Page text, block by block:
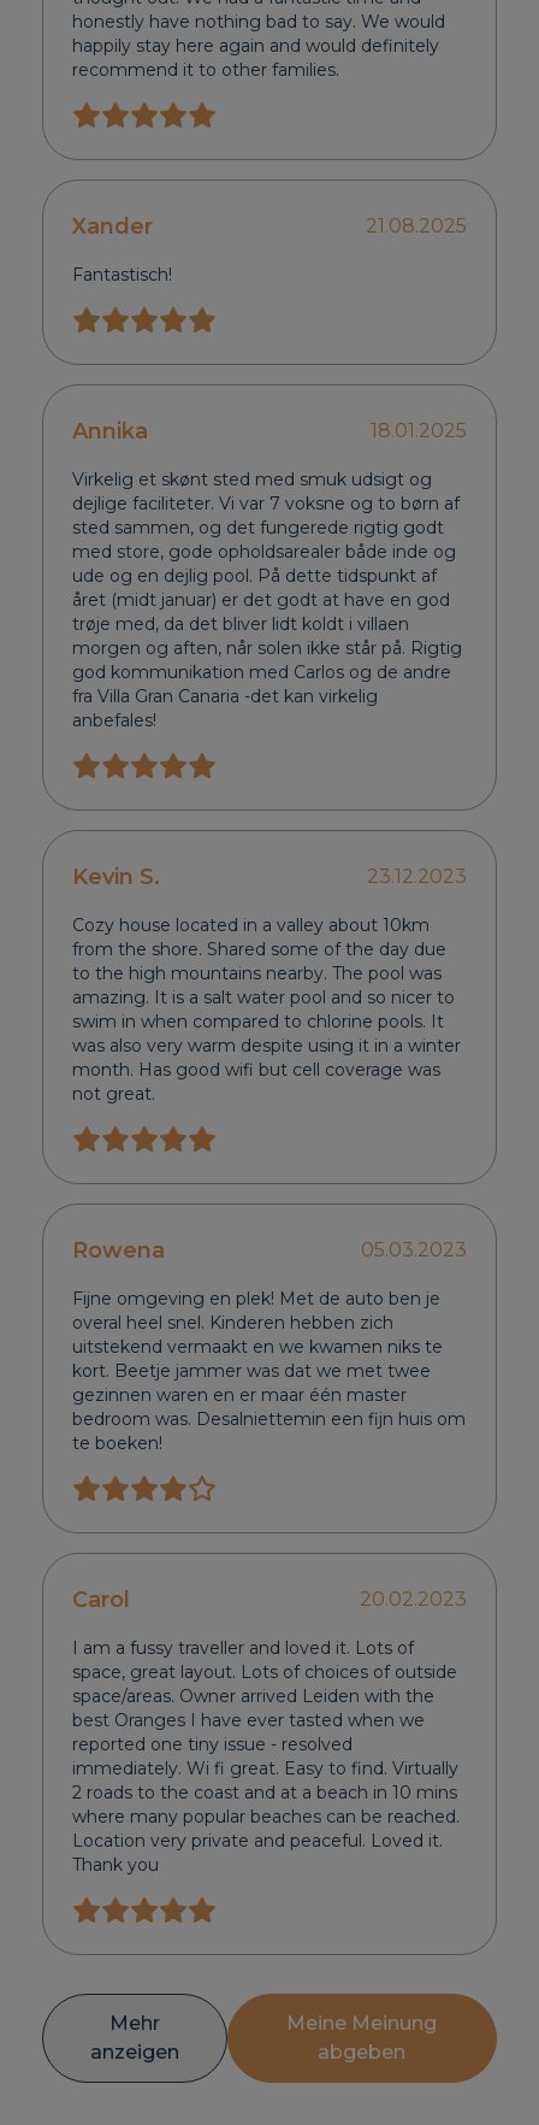
honestly have nothing bad to say. We would
happily stay here again and would definitely
recommend it to other families.
Xander 21.08.2025
Fantastisch!
Annika 18.01.2025
Virkelig et skønt sted med smuk udsigt og
dejlige faciliteter. Vi var 7 voksne og to børn af
sted sammen, og det fungerede rigtig godt
med store, gode opholdsarealer både inde og
ude og en dejlig pool. På dette tidspunkt af
året (midt januar) er det godt at have en god
trøje med, da det bliver lidt koldt i villaen
morgen og aften, når solen ikke står på. Rigtig
god kommunikation med Carlos og de andre
fra Villa Gran Canaria -det kan virkelig
anbefales!
Kevin S. 23.12.2023
Cozy house located in a valley about 10km
from the shore. Shared some of the day due
to the high mountains nearby. The pool was
amazing. It is a salt water pool and so nicer to
swim in when compared to chlorine pools. It
was also very warm despite using it in a winter
month. Has good wifi but cell coverage was
not great.
Rowena 05.03.2023
Fijne omgeving en plek! Met de auto ben je
overal heel snel. Kinderen hebben zich
uitstekend vermaakt en we kwamen niks te
kort. Beetje jammer was dat we met twee
gezinnen waren en er maar één master
bedroom was. Desalniettemin een fijn huis om
te boeken!
Carol 20.02.2023
I am a fussy traveller and loved it. Lots of
space, great layout. Lots of choices of outside
space/areas. Owner arrived Leiden with the
best Oranges I have ever tasted when we
reported one tiny issue - resolved
immediately. Wi fi great. Easy to find. Virtually
2 roads to the coast and at a beach in 10 mins
where many popular beaches can be reached.
Location very private and peaceful. Loved it.
Thank you
Mehr
anzeigen
Meine Meinung
abgeben